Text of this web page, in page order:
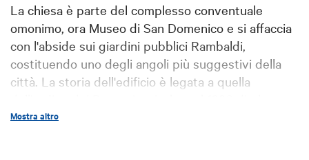
La chiesa è parte del complesso conventuale
omonimo, ora Museo di San Domenico e si affaccia
con l'abside sui giardini pubblici Rambaldi,
costituendo uno degli angoli più suggestivi della
città. La storia dell'edificio è legata a quella
inizio alla costruzione della chiesa e
Mostra altro